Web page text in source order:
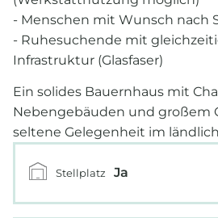
- Menschen mit Wunsch nach
- Ruhesuchende mit
Infrastruktur (Glasfaser)
Ein solides Bauernhaus mit
Nebengebäuden und großem
seltene Gelegenheit im
Stellplatz Ja